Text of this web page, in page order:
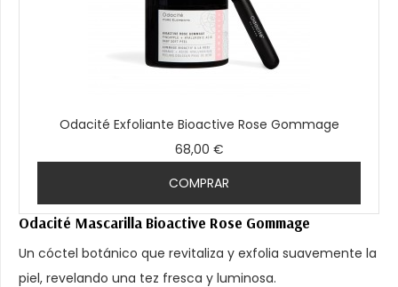
Odacité Exfoliante Bioactive Rose Gommage
68,00 €
COMPRAR
Odacité Mascarilla Bioactive Rose Gommage
Un cóctel botánico que revitaliza y exfolia suavemente la
piel, revelando una tez fresca y luminosa.